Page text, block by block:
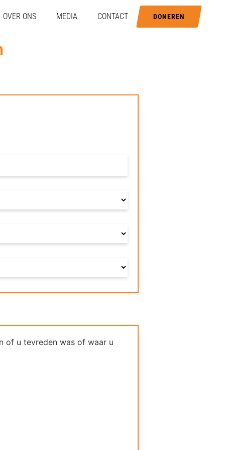
OVER ONS MEDIA CONTACT DONEREN
of u tevreden was of waar u